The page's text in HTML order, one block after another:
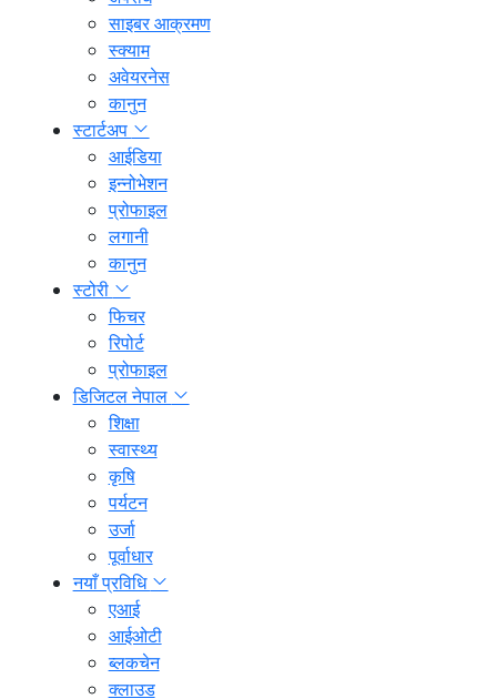
साइबर आक्रमण
स्क्याम
अवेयरनेस
कानुन
स्टार्टअप
आईडिया
इन्नोभेशन
प्रोफाइल
लगानी
कानुन
स्टोरी
फिचर
रिपोर्ट
प्रोफाइल
डिजिटल नेपाल
शिक्षा
स्वास्थ्य
कृषि
पर्यटन
उर्जा
पूर्वाधार
नयाँ प्रविधि
एआई
आईओटी
ब्लकचेन
क्लाउड